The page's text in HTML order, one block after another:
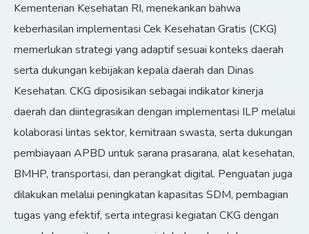
Kementerian Kesehatan RI, menekankan bahwa
keberhasilan implementasi Cek Kesehatan Gratis (CKG)
memerlukan strategi yang adaptif sesuai konteks daerah
serta dukungan kebijakan kepala daerah dan Dinas
Kesehatan. CKG diposisikan sebagai indikator kinerja
daerah dan diintegrasikan dengan implementasi ILP melalui
kolaborasi lintas sektor, kemitraan swasta, serta dukungan
pembiayaan APBD untuk sarana prasarana, alat kesehatan,
BMHP, transportasi, dan perangkat digital. Penguatan juga
dilakukan melalui peningkatan kapasitas SDM, pembagian
tugas yang efektif, serta integrasi kegiatan CKG dengan